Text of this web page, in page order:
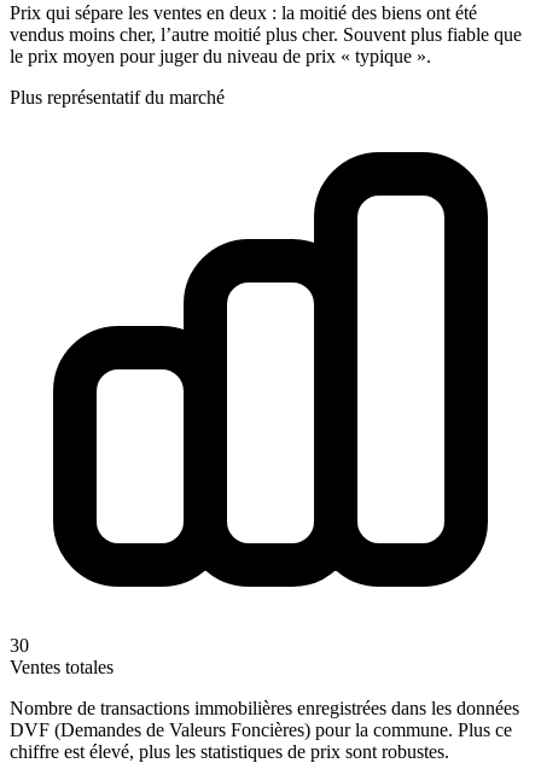
Prix qui sépare les ventes en deux : la moitié des biens ont été
vendus moins cher, l’autre moitié plus cher. Souvent plus fiable que
le prix moyen pour juger du niveau de prix « typique ».
Plus représentatif du marché
30
Ventes totales
Nombre de transactions immobilières enregistrées dans les données
DVF (Demandes de Valeurs Foncières) pour la commune. Plus ce
chiffre est élevé, plus les statistiques de prix sont robustes.